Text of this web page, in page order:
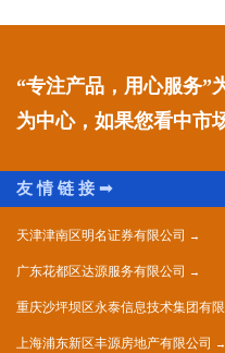
“专注产品，用心服务”
为中心，如果您看中市
天津津南区明名证券有限公司
广东花都区达源服务有限公司
上海浦东新区丰源房地产有限公司